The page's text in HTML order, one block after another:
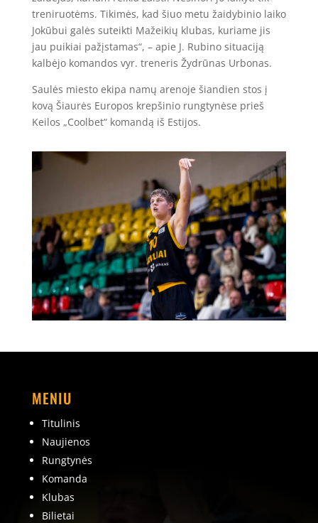
treniruotėms. Tikimės, kad šiuo metu žaidybinio laiko
Jokūbui galės suteikti Mažeikių klubas, kuriame jis
jau puikiai pažįstamas“, – apie J. Rubino situaciją
kalbėjo komandos vyr. treneris Žydrūnas Urbonas.
Saulės miesto ekipa namų arenoje šiandien stos į
kovą Šiaurės Europos krepšinio rungtynėse prieš
Keilos „Coolbet“ komandą iš Estijos.
MENIU
Titulinis
Naujienos
Rungtynės
Komanda
Klubas
Bilietai